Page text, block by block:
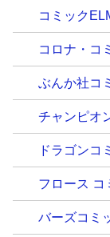
コミック
コロナ・コ
ぶんか社コ
チャンピオ
ドラゴンコ
フロース コ
バーズコミ